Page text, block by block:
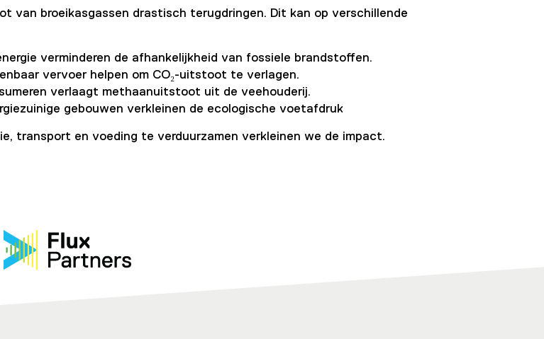
van broeikasgassen drastisch terugdringen. Dit kan op verschillende
verminderen de afhankelijkheid van fossiele brandstoffen.
vervoer helpen om CO₂-uitstoot te verlagen.
verlaagt methaanuitstoot uit de veehouderij.
gebouwen verkleinen de ecologische voetafdruk
transport en voeding te verduurzamen verkleinen we de impact.